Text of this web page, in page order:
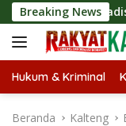
Langsung
ke
konten
Breaking News
Tradisional Tetap
Hukum & Kriminal
Beranda Kalteng